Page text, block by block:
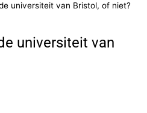
universiteit van Bristol, of niet?
universiteit van